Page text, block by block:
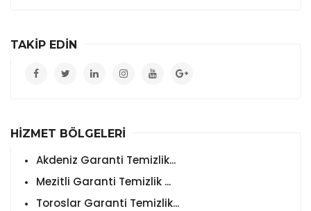
TAKİP EDİN
HİZMET BÖLGELERİ
Akdeniz Garanti Temizlik...
Mezitli Garanti Temizlik ...
Toroslar Garanti Temizlik...